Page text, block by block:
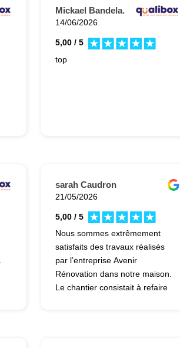
Mickael Bandela.
14/06/2026
5,00 / 5
top
sarah Caudron
21/05/2026
5,00 / 5
Nous sommes extrêmement
satisfaits des travaux réalisés
par l’entreprise Avenir
Rénovation dans notre maison.
Le chantier consistait à refaire